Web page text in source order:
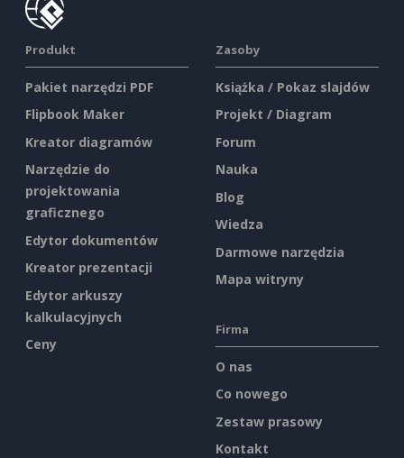
Produkt
Pakiet narzędzi PDF
Flipbook Maker
Kreator diagramów
Narzędzie do
projektowania
graficznego
Edytor dokumentów
Kreator prezentacji
Edytor arkuszy
kalkulacyjnych
Ceny
Zasoby
Książka / Pokaz slajdów
Projekt / Diagram
Forum
Nauka
Blog
Wiedza
Darmowe narzędzia
Mapa witryny
Firma
O nas
Co nowego
Zestaw prasowy
Kontakt